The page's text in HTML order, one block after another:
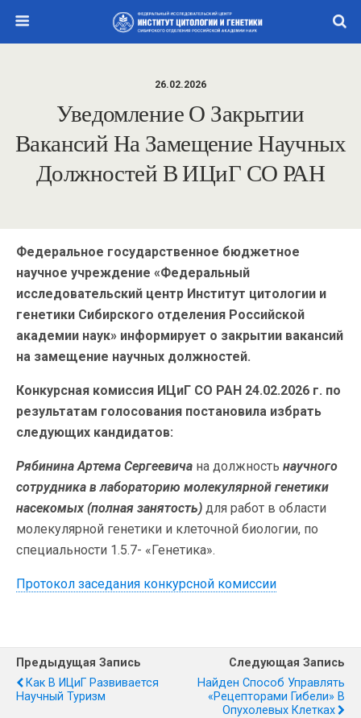
26.02.2026
Уведомление О Закрытии
Вакансий На Замещение Научных
Должностей В ИЦиГ СО РАН
Федеральное государственное бюджетное
научное учреждение «Федеральный
исследовательский центр Институт цитологии и
генетики Сибирского отделения Российской
академии наук» информирует о закрытии вакансий
на замещение научных должностей.
Конкурсная комиссия ИЦиГ СО РАН 24.02.2026 г. по
результатам голосования постановила избрать
следующих кандидатов:
Рябинина Артема Сергеевича на должность научного
сотрудника в лабораторию молекулярной генетики
насекомых (полная занятость) для работ в области
молекулярной генетики и клеточной биологии, по
специальности 1.5.7- «Генетика».
Протокол заседания конкурсной комиссии
Предыдущая Запись
Как В ИЦиГ Развивается
Научный Туризм
Следующая Запись
Найден Способ Управлять
«рецепторами Гибели» В
Опухолевых Клетках